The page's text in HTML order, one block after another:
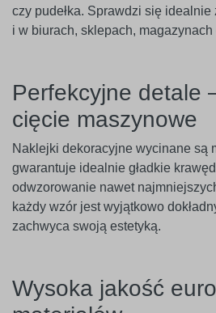
czy pudełka. Sprawdzi się
i w biurach, sklepach, magazynach
Perfekcyjne detale
cięcie maszynowe
Naklejki dekoracyjne wycinane są
gwarantuje idealnie gładkie
odwzorowanie nawet
każdy wzór jest wyjątkowo
zachwyca swoją estetyką.
Wysoka jakość